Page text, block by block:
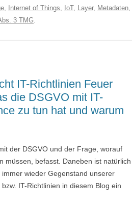
, Internet of Things, IoT, Layer, Metadaten,
3 TMG.
IT-Richtlinien Feuer
die DSGVO mit IT-
zu tun hat und warum
der DSGVO und der Frage, worauf
müssen, befasst. Daneben ist natürlich
wieder Gegenstand unserer
IT-Richtlinien in diesem Blog ein